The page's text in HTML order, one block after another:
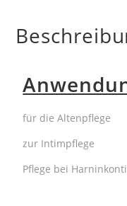
für die Altenpflege
zur Intimpflege
Pflege bei